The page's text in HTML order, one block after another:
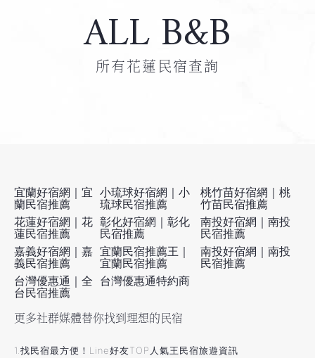
ALL B&B
所有花蓮民宿查詢
宜蘭好宿網｜宜
蘭民宿推薦
小琉球好宿網｜小
琉球民宿推薦
桃竹苗好宿網｜桃
竹苗民宿推薦
花蓮好宿網｜花
蓮民宿推薦
彰化好宿網｜彰化
民宿推薦
南投好宿網｜南投
民宿推薦
嘉義好宿網｜嘉
義民宿推薦
宜蘭民宿推薦王｜
宜蘭民宿推薦
南投好宿網｜南投
民宿推薦
台灣優惠通｜全
台民宿推薦
台灣優惠通特約商
更多社群媒體替你找到理想的民宿
1.找民宿最方便！Line好友TOP人氣王民宿旅遊資訊